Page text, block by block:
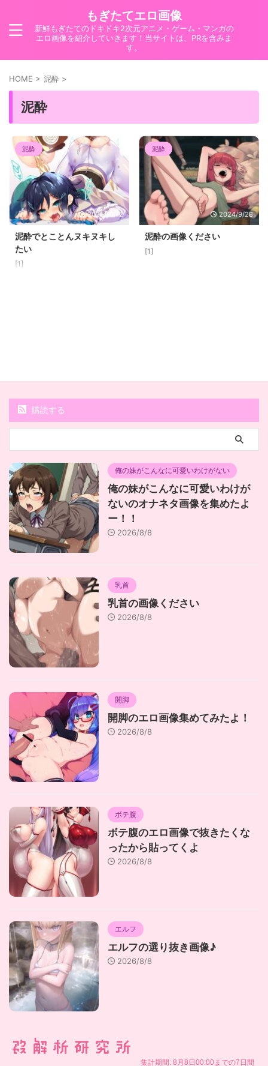
もぎたてエロ画像
新鮮もぎたてのドキドキ2次元アニメ・ゲーム・マンガの
エロ画像を紹介していきます！当サイトは、PRを含みま
す。
HOME > 泥酔 >
泥酔
泥酔
2025/10/12
泥酔でとことんヌキヌキし
たい
[1]
泥酔
2024/9/28
泥酔の画像ください
[1]
購読する
俺の妹がこんなに可愛いわけがない
俺の妹がこんなに可愛いわけが
ないのオナネタ画像を集めたよ
ー！！
2026/8/8
乳首
乳首の画像ください
2026/8/8
開脚
開脚のエロ画像集めてみたよ！
2026/8/8
ボテ腹
ボテ腹のエロ画像で抜きたくな
ったから貼ってくよ
2026/8/8
エルフ
エルフの選り抜き画像♪
2026/8/8